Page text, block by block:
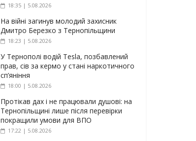
18:35 | 5.08.2026
На війні загинув молодий захисник
Дмитро Березко з Тернопільщини
18:23 | 5.08.2026
У Тернополі водій Tesla, позбавлений
прав, сів за кермо у стані наркотичного
сп’яніння
18:00 | 5.08.2026
Протікав дах і не працювали душові: на
Тернопільщині лише після перевірки
покращили умови для ВПО
17:22 | 5.08.2026